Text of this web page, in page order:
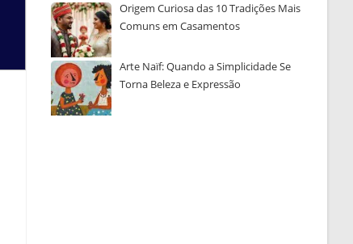
Origem Curiosa das 10 Tradições Mais
Comuns em Casamentos
Arte Naïf: Quando a Simplicidade Se
Torna Beleza e Expressão